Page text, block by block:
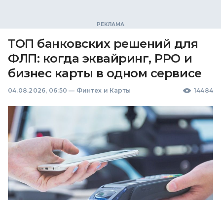
ТОП банковских решений для
ФЛП: когда эквайринг, РРО и
бизнес карты в одном сервисе
04.08.2026, 06:50 — Финтех и Карты 14484